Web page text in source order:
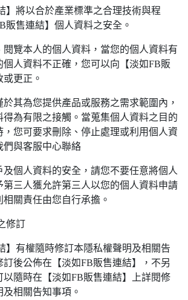
】將以合於產業標準之合理技術與程
販售連結】個人資料之安全。
閱覽本人的個人資料，當您的個人資料有
人資料不正確，您可以向【淡如FB販
更正。
其為您提供產品或服務之需求範圍內，
得為有限之接觸。當蒐集個人資料之目的
，您可要求刪除、停止處理或利用個人資
們與客服中心聯絡
個人資料的安全，請您不要任意將個人
第三人獲允許第三人以您的個人資料申請
關責任由您自行承擔。
修訂
】有權隨時修訂本隱私權聲明及相關告
後公佈在【淡如FB販售連結】，不另
以隨時在【淡如FB販售連結】上詳閱修
相關告知事項。